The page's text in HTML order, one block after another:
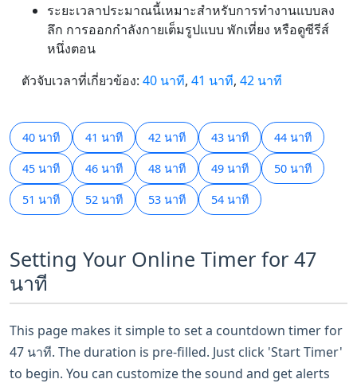
ระยะเวลาประมาณนี้เหมาะสำหรับการทำงานแบบลง
ลึก การออกกำลังกายเต็มรูปแบบ พักเที่ยง หรือดูซีรีส์
หนึ่งตอน
ตัวจับเวลาที่เกี่ยวข้อง: 40 นาที, 41 นาที, 42 นาที
40 นาที 41 นาที 42 นาที 43 นาที 44 นาที
45 นาที 46 นาที 48 นาที 49 นาที 50 นาที
51 นาที 52 นาที 53 นาที 54 นาที
Setting Your Online Timer for 47
นาที
This page makes it simple to set a countdown timer for
47 นาที. The duration is pre-filled. Just click 'Start Timer'
to begin. You can customize the sound and get alerts